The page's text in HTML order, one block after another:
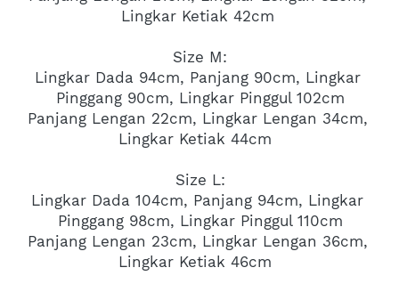
Lingkar Ketiak 42cm
Size M:
Lingkar Dada 94cm, Panjang 90cm, Lingkar
Pinggang 90cm, Lingkar Pinggul 102cm
Panjang Lengan 22cm, Lingkar Lengan 34cm,
Lingkar Ketiak 44cm
Size L:
Lingkar Dada 104cm, Panjang 94cm, Lingkar
Pinggang 98cm, Lingkar Pinggul 110cm
Panjang Lengan 23cm, Lingkar Lengan 36cm,
Lingkar Ketiak 46cm